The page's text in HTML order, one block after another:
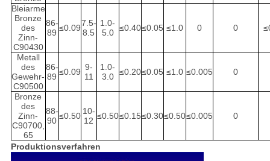
Bleiarme
Bronze
des
Zinn-
C90430
86-
89 ≤0.097.5-
8.5
1.0-
5.0 ≤0.40≤0.05 ≤1.0 0 0
Metall
des
Gewehr-
C90500
86-
89 ≤0.09 9-
11
1.0-
3.0 ≤0.20≤0.05 ≤1.0 ≤0.005 0
Bronze
des
Zinn-
C90700,
65
88-
90 ≤0.50 10-
12 ≤0.50≤0.15≤0.30≤0.50≤0.005 0
Produktionsverfahren